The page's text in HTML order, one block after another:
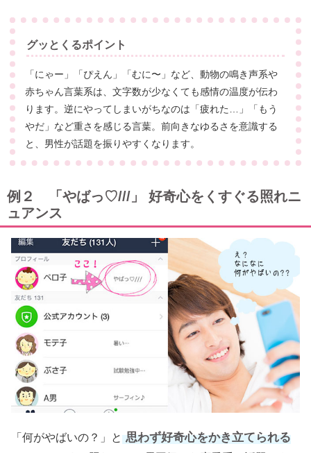
グッとくるポイント
「にゃー」「ぴえん」「むに〜」など、動物の鳴き声系や
赤ちゃん言葉系は、文字数が少なくても感情の温度が伝わ
ります。逆にやってしまいがちなのは「疲れた…」「もう
やだ」など重さを感じる言葉。前向きなゆるさを意識する
と、男性が話題を振りやすくなります。
例２ 「やばっ♡///」 好奇心をくすぐる照れニ
ュアンス
「何がやばいの？」と 思わず好奇心をかき立てられる